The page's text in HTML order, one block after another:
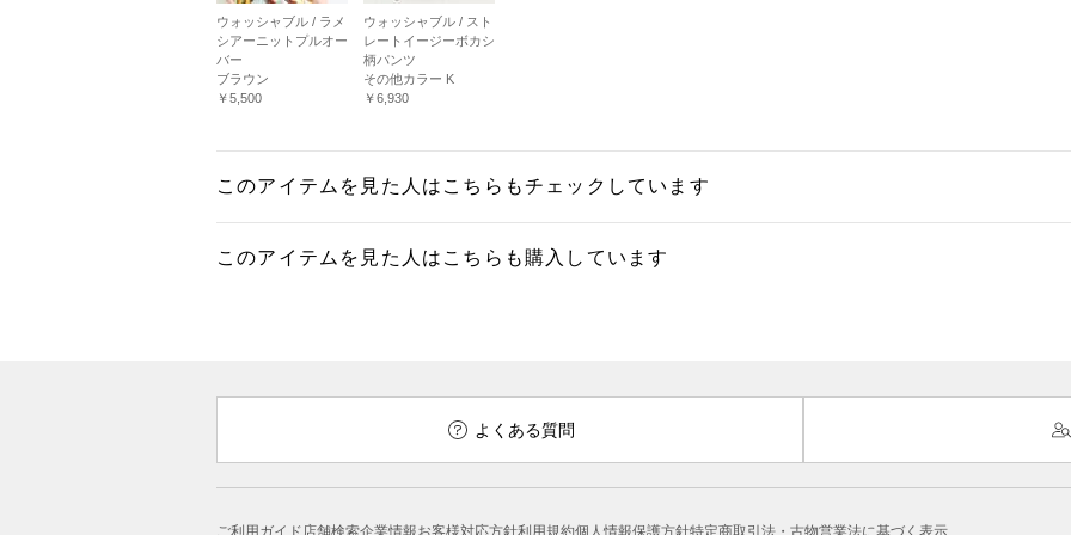
ウォッシャブル / ラメ
シアーニットプルオー
バー
ブラウン
￥5,500
ウォッシャブル / スト
レートイージーボカシ
柄パンツ
その他カラー K
￥6,930
このアイテムを見た人はこちらもチェックしています
このアイテムを見た人はこちらも購入しています
よくある質問
ご利用ガイド 店舗検索企業情報お客様対応方針利用規約個人情報保護方針特定商取引法・古物営業法に基づく表示